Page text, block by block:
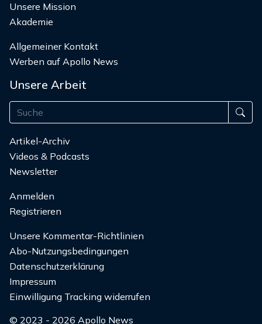
Unsere Mission
Akademie
Allgemeiner Kontakt
Werben auf Apollo News
Unsere Arbeit
Artikel-Archiv
Videos & Podcasts
Newsletter
Anmelden
Registrieren
Unsere Kommentar-Richtlinien
Abo-Nutzungsbedingungen
Datenschutzerklärung
Impressum
Einwilligung Tracking widerrufen
© 2023 - 2026 Apollo News